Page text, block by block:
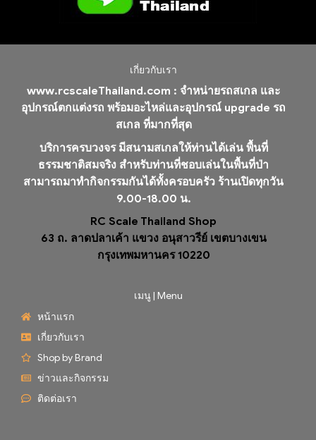
เกี่ยวกับเรา
www.rcscaleThailand.com : จำหน่ายรถสเกล และ
อุปกรณ์ตกแต่งรถ พร้อมอะไหล่และอุปกรณ์ upgrade รถ
สเกล ที่มากที่สุด
บริการครบวงจร มีสนามสเกลให้ท่านได้เล่น พื้นที่
ธรรมชาติสมจริง สำหรับท่านที่ชอบเล่นในพื้นที่ป่า
สามารถมาทำกิจกรรมกันได้ทั้งครอบครัว ร้านเปิดทุกวัน
9.00-18.00 น.
RC Scale Thailand Shop
63 ถ. ลาดปลาเค้า แขวง อนุสาวรีย์ เขตบางเขน
กรุงเทพมหานคร 10220
เมนู | Menu
หน้าแรก
เกี่ยวกับเรา
Shop by Brand
ข่าวและกิจกรรม
ติดต่อเรา